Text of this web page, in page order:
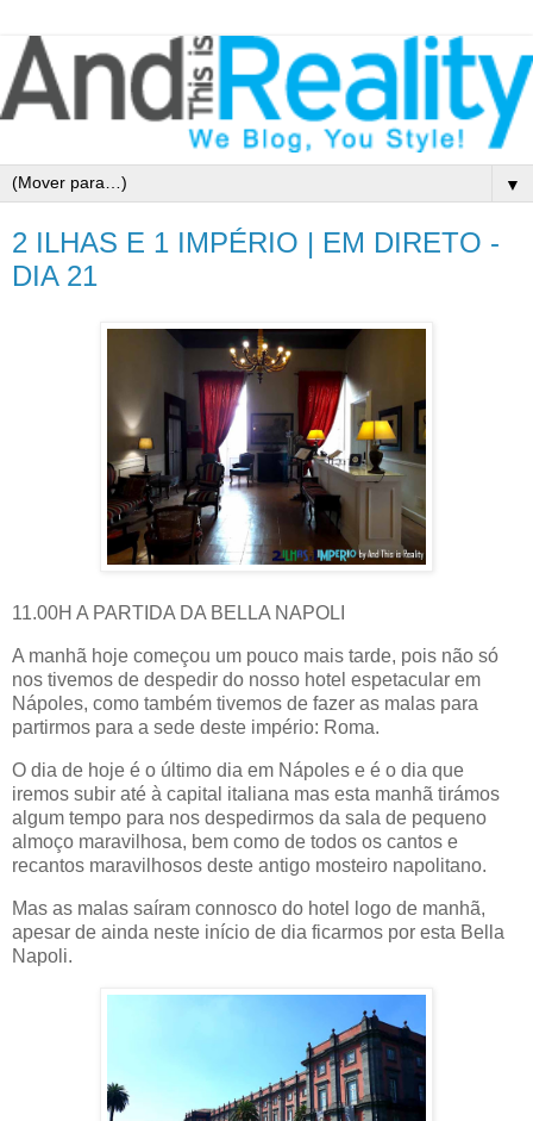
▼
2 ILHAS E 1 IMPÉRIO | EM DIRETO -
DIA 21
11.00H A PARTIDA DA BELLA NAPOLI
A manhã hoje começou um pouco mais tarde, pois não só
nos tivemos de despedir do nosso hotel espetacular em
Nápoles, como também tivemos de fazer as malas para
partirmos para a sede deste império: Roma.
O dia de hoje é o último dia em Nápoles e é o dia que
iremos subir até à capital italiana mas esta manhã tirámos
algum tempo para nos despedirmos da sala de pequeno
almoço maravilhosa, bem como de todos os cantos e
recantos maravilhosos deste antigo mosteiro napolitano.
Mas as malas saíram connosco do hotel logo de manhã,
apesar de ainda neste início de dia ficarmos por esta Bella
Napoli.